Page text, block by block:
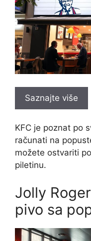
Saznajte više
KFC je poznat po
računati na
možete ostvariti
piletinu.
Jolly
pivo sa